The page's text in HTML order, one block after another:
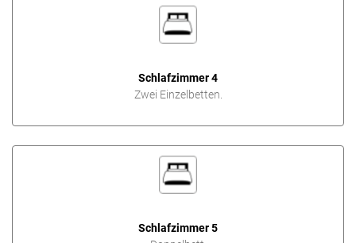
Schlafzimmer 4
Zwei Einzelbetten.
Schlafzimmer 5